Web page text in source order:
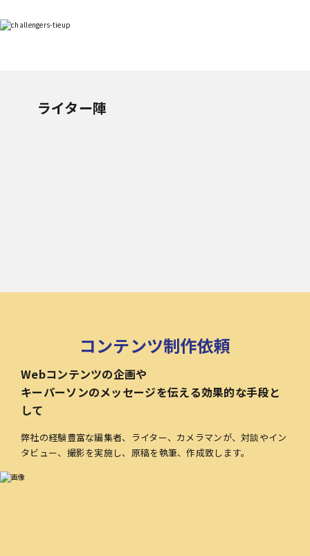
ライター陣
コンテンツ制作依頼
Webコンテンツの企画や
キーパーソンのメッセージを伝える効果的な手段と
して
弊社の経験豊富な編集者、ライター、カメラマンが、対談やイン
タビュー、撮影を実施し、原稿を執筆、作成致します。